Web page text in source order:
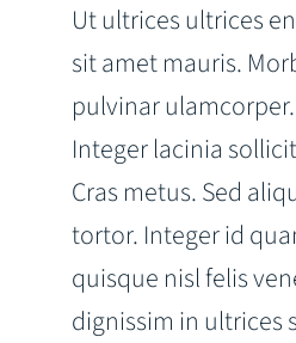
Ut ultrices ultrices
sit amet mauris.
pulvinar
Integer lacinia
Cras metus. Sed
tortor. Integer id
quisque nisl felis
dignissim in ultrices